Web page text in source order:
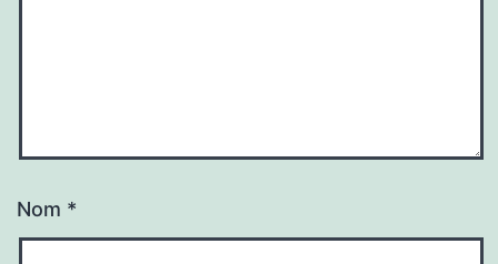
Nom *